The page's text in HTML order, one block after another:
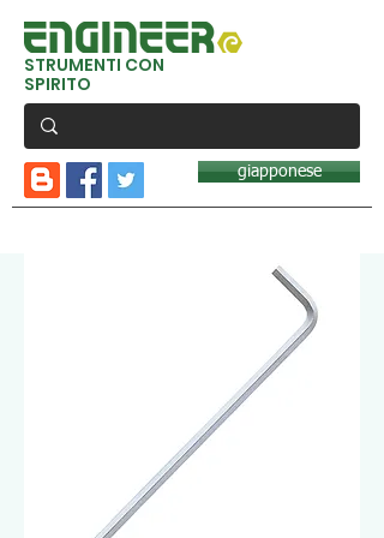
STRUMENTI CON
SPIRITO
giapponese